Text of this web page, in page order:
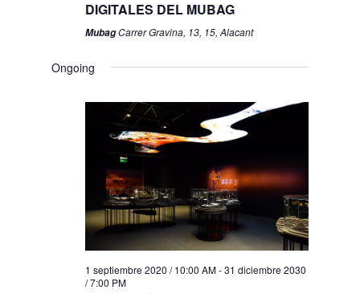
DIGITALES DEL MUBAG
MubagCarrer Gravina, 13, 15, Alacant
Ongoing
1 septiembre 2020 / 10:00 AM-31 diciembre 2030
/ 7:00 PM